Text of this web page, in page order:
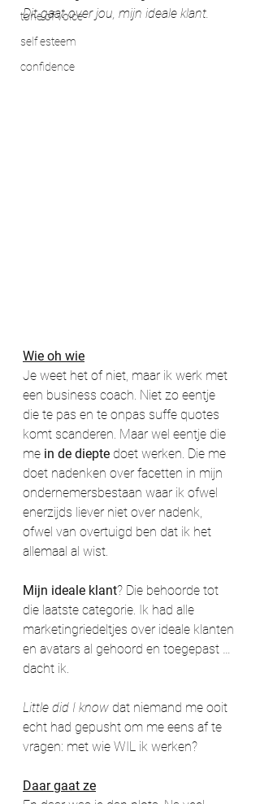
tone of voice
self esteem
confidence
Dit gaat over jou, mijn ideale klant.
Wie oh wie
Je weet het of niet, maar ik werk met
een business coach. Niet zo eentje
die te pas en te onpas suffe quotes
komt scanderen. Maar wel eentje die
me in de diepte doet werken. Die me
doet nadenken over facetten in mijn
ondernemersbestaan waar ik ofwel
enerzijds liever niet over nadenk,
ofwel van overtuigd ben dat ik het
allemaal al wist.
Mijn ideale klant? Die behoorde tot
die laatste categorie. Ik had alle
marketingriedeltjes over ideale klanten
en avatars al gehoord en toegepast …
dacht ik.
Little did I know dat niemand me ooit
echt had gepusht om me eens af te
vragen: met wie WIL ik werken?
Daar gaat ze